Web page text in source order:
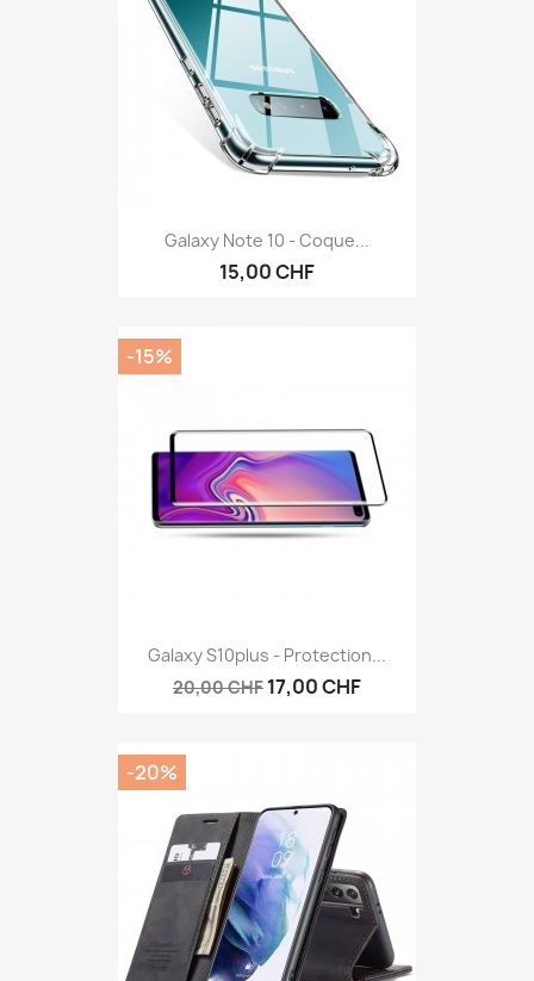
Galaxy Note 10 - Coque...
15,00 CHF
Galaxy S10plus - Protection...
20,00 CHF 17,00 CHF
-15%
-20%